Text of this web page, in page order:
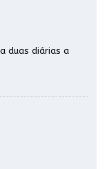
duas diárias a